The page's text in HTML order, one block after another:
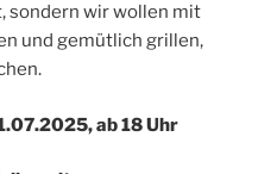
sondern wir wollen mit
und gemütlich grillen,
ab 18 Uhr